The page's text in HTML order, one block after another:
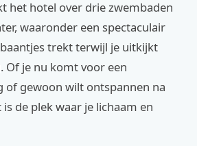
het hotel over drie zwembaden
waaronder een spectaculair
trekt terwijl je uitkijkt
Of je nu komt voor een
of gewoon wilt ontspannen na
de plek waar je lichaam en